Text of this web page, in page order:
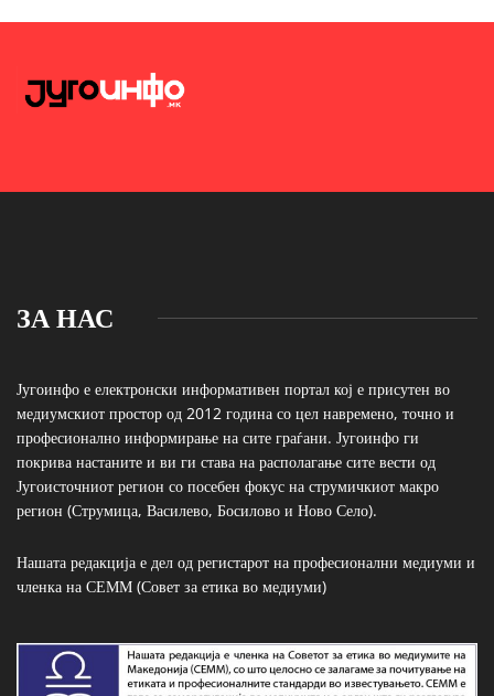
ЗА НАС
Југоинфо е електронски информативен портал кој е присутен во
медиумскиот простор од 2012 година со цел навремено, точно и
професионално информирање на сите граѓани. Југоинфо ги
покрива настаните и ви ги става на располагање сите вести од
Југоисточниот регион со посебен фокус на струмичкиот макро
регион (Струмица, Василево, Босилово и Ново Село).
Нашата редакција е дел од регистарот на професионални медиуми и
членка на СЕММ (Совет за етика во медиуми)